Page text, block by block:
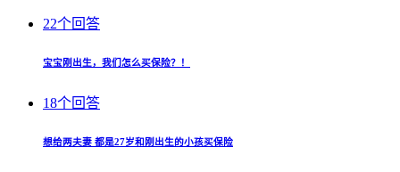
22个回答
宝宝刚出生，我们怎么买保险？！
18个回答
想给两夫妻 都是27岁和刚出生的小孩买保险